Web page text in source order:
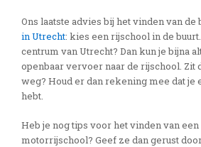
Ons laatste advies bij het vinden van de
in Utrecht: kies een rijschool in de
centrum van Utrecht? Dan kun je bijna
openbaar vervoer naar de rijschool. Zit
weg? Houd er dan rekening mee dat
hebt.
Heb je nog tips voor het vinden van een
motorrijschool? Geef ze dan gerust